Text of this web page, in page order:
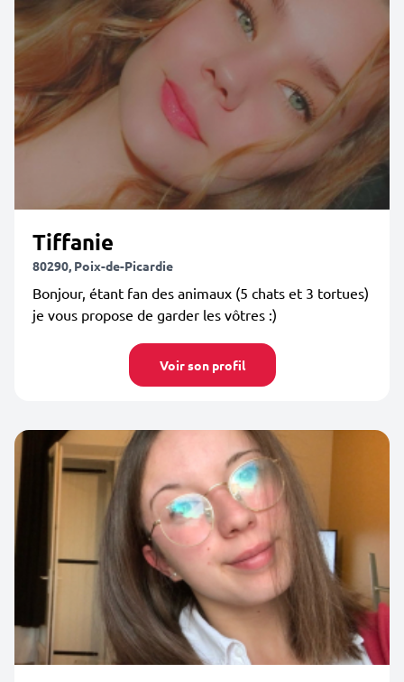
Tiffanie
80290, Poix-de-Picardie
Bonjour, étant fan des animaux (5 chats et 3 tortues)
je vous propose de garder les vôtres :)
Voir son profil